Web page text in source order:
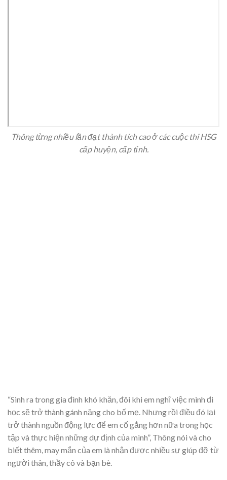
Thông từng nhiều lần đạt thành tích cao ở các cuộc thi HSG
cấp huyện, cấp tỉnh.
“Sinh ra trong gia đình khó khăn, đôi khi em nghĩ việc mình đi
học sẽ trở thành gánh nặng cho bố mẹ. Nhưng rồi điều đó lại
trở thành nguồn động lực để em cố gắng hơn nữa trong học
tập và thực hiện những dự định của mình”, Thông nói và cho
biết thêm, may mắn của em là nhận được nhiều sự giúp đỡ từ
người thân, thầy cô và bạn bè.